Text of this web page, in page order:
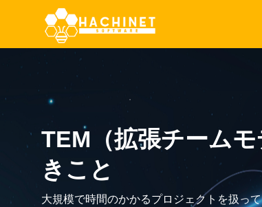
TEM（拡張チーム
きこと
大規模で時間のかかるプロジェクトを扱っ
2A-F ,27A3, 234